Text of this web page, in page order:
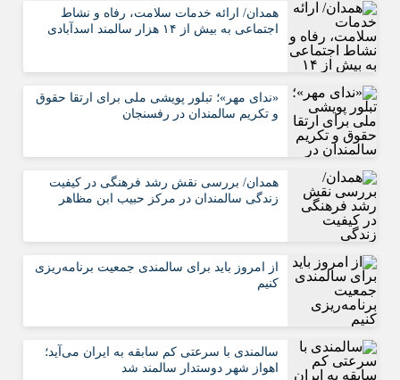
همدان/ ارائه خدمات سلامت، رفاه و نشاط
اجتماعی به بیش از ۱۴ هزار سالمند اسدآبادی
«ندای مهر»؛ تبلور پویشی ملی برای ارتقا حقوق
و تکریم سالمندان در رفسنجان
همدان/ بررسی نقش رشد فرهنگی در کیفیت
زندگی سالمندان در مرکز حبیب ابن مظاهر
از امروز باید برای سالمندی جمعیت برنامه‌ریزی
کنیم
سالمندی با سرعتی کم سابقه به ایران می‌آید؛
اهواز شهر دوستدار سالمند شد